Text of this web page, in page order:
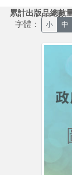
累計出版品總數
字體： 小 中